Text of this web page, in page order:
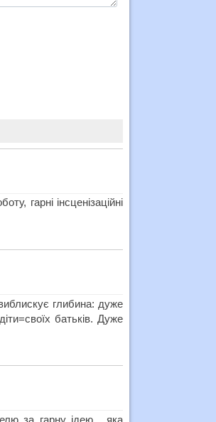
гарні інсценізаційні
глибина: дуже
батьків. Дуже
за гарну ідею , яка